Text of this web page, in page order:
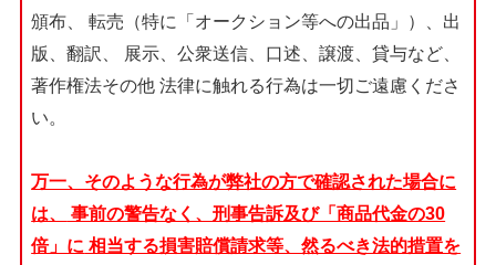
頒布、
転売（特に「オークション等への出品」）、出
版、翻訳、
展示、公衆送信、口述、譲渡、貸与など、
著作権法その他 法律に触れる行為は一切ご遠慮くださ
い。
万一、そのような行為が弊社の方で確認された場合に
は、
事前の警告なく、刑事告訴及び「商品代金の30
倍」に 相当する損害賠償請求等、然るべき法的措置を